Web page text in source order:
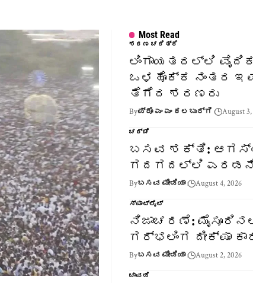
Most Read
ಶರಣ ಚರಿತ್ರೆ
ಲಿಂಗಾಯತದಲ್ಲಿ
ಒಳಹೊಕ್ಕ ನಂತರ
ತೆಗೆದ ಶರಣರು
Byಪ್ರೊ ಎಂ ಎಂ ಕಲಬುರ್ಗಿ August
ಚರ್ಚೆ
ಬಸವ ಶಕ್ತಿ: ಆಗಸ್ಟ್
ಗದಗದಲ್ಲಿ
Byಬಸವ ಮೀಡಿಯಾ August 4, 2026
ಸ್ಪಾಟ್‌ಲೈಟ್
ನಿಜಾಚರಣೆ:
ಗರ್ಭಲಿಂಗ ದೀಕ್ಷಾ
Byಬಸವ ಮೀಡಿಯಾ August 2, 2026
ಚಾವಡಿ